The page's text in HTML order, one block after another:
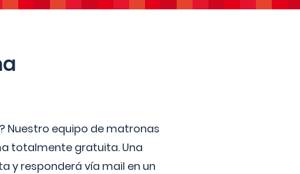
Nuestro equipo de matronas
totalmente gratuita. Una
y responderá vía mail en un